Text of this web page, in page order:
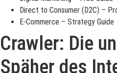
Direct to Consumer (D2C) –
E-Commerce – Strategy Guide
Crawler: Die
Späher des